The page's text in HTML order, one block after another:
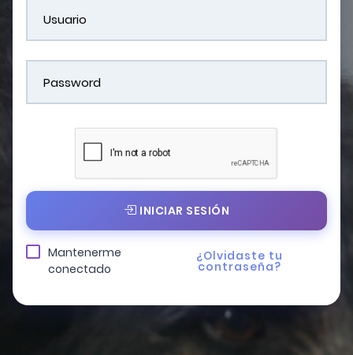
INICIAR SESIÓN
Mantenerme
conectado
¿Olvidaste tu
contraseña?